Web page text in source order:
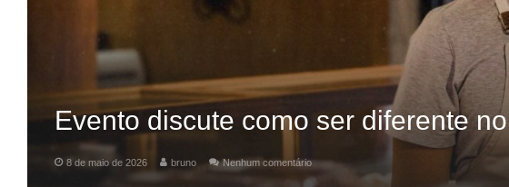
Evento discute como ser diferente
8 de maio de 2026 bruno Nenhum comentário